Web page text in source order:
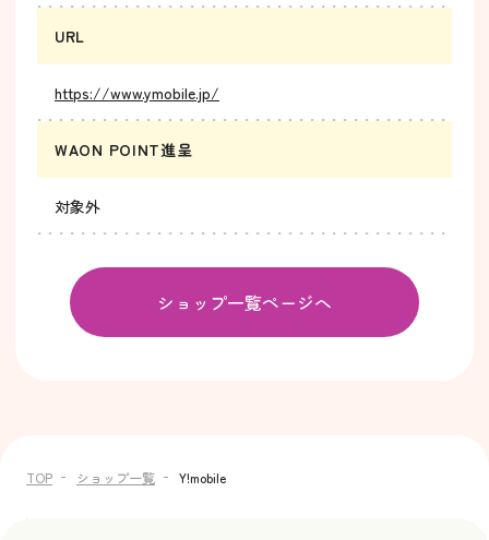
URL
https://www.ymobile.jp/
WAON POINT進呈
対象外
ショップ一覧ページへ
TOP ショップ一覧 Y!mobile